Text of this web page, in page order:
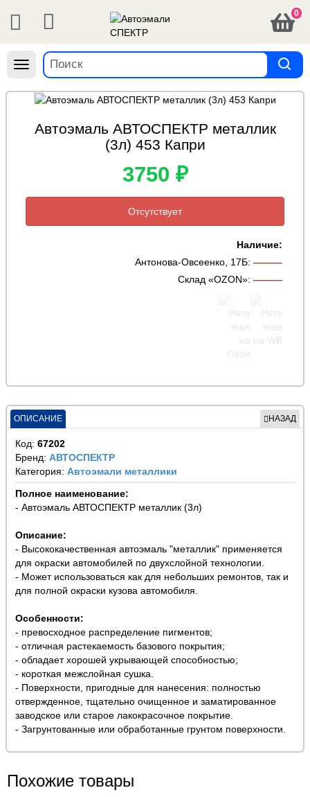
0
Навигация
Автоэмаль АВТОСПЕКТР металлик
(3л) 453 Капри
3750 ₽
Отсутствует
Наличие:
Антонова-Овсеенко, 17Б: ———
Склад «OZON»: ———
ОПИСАНИЕ НАЗАД
Код: 67202
Бренд: АВТОСПЕКТР
Категория: Автоэмали металлики
Полное наименование:
- Автоэмаль АВТОСПЕКТР металлик (3л)
Описание:
- Высококачественная автоэмаль "металлик" применяется
для окраски автомобилей по двухслойной технологии.
- Может использоваться как для небольших ремонтов, так и
для полной окраски кузова автомобиля.
Особенности:
- превосходное распределение пигментов;
- отличная растекаемость базового покрытия;
- обладает хорошей укрывающей способностью;
- короткая межслойная сушка.
- Поверхности, пригодные для нанесения: полностью
отвержденное, тщательно очищенное и заматированное
заводское или старое лакокрасочное покрытие.
- Загрунтованные или обработанные грунтом поверхности.
Похожие товары